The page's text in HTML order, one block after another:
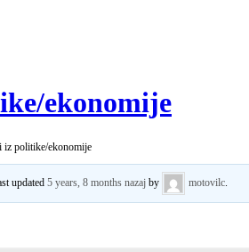
ekonomije
iz politike/ekonomije
updated5 years, 8 months nazaj by motovilc